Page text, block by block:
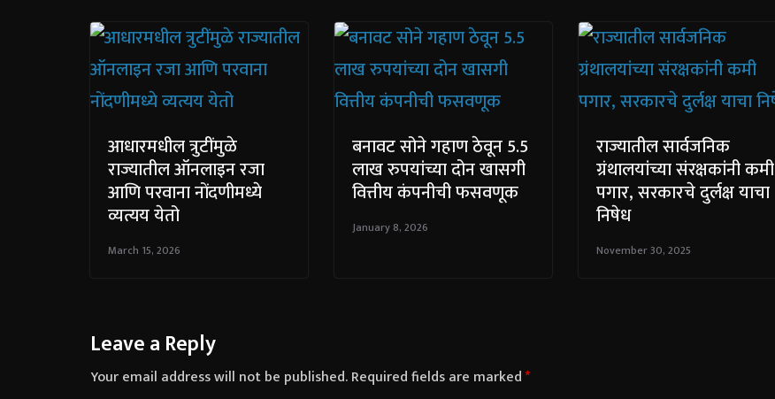
आधारमधील त्रुटींमुळे
राज्यातील ऑनलाइन रजा
आणि परवाना नोंदणीमध्ये
व्यत्यय येतो
March 15, 2026
बनावट सोने गहाण ठेवून 5.5
लाख रुपयांच्या दोन खासगी
वित्तीय कंपनीची फसवणूक
January 8, 2026
राज्यातील सार्वजनिक
ग्रंथालयांच्या संरक्षकांनी कमी
पगार, सरकारचे दुर्लक्ष याचा
निषेध
November 30, 2025
Leave a Reply
Your email address will not be published.Required fields are marked*